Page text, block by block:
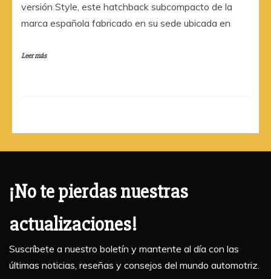
versión Style, este hatchback subcompacto de la
marca española fabricado en su sede ubicada en
Leer más
¡No te pierdas nuestras
actualizaciones!
Suscríbete a nuestro boletín y mantente al día con las
últimas noticias, reseñas y consejos del mundo automotriz.